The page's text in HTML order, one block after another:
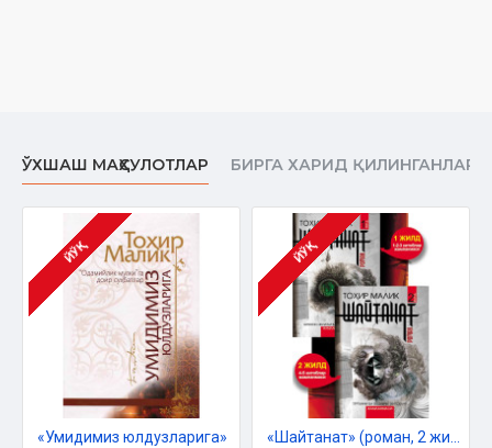
ЎХШАШ МАҲСУЛОТЛАР БИРГА ХАРИД ҚИЛИНГАНЛАР
ЙЎҚ
«Умидимиз юлдузларига»
ЙЎҚ